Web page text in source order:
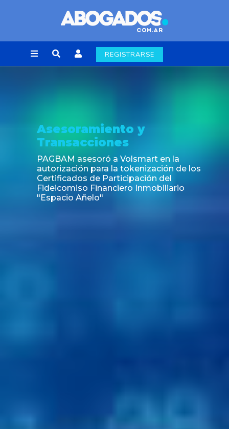
REGISTRARSE
Asesoramiento y
Transacciones
PAGBAM asesoró a Volsmart en la
autorización para la tokenización de los
Certificados de Participación del
Fideicomiso Financiero Inmobiliario
"Espacio Añelo"